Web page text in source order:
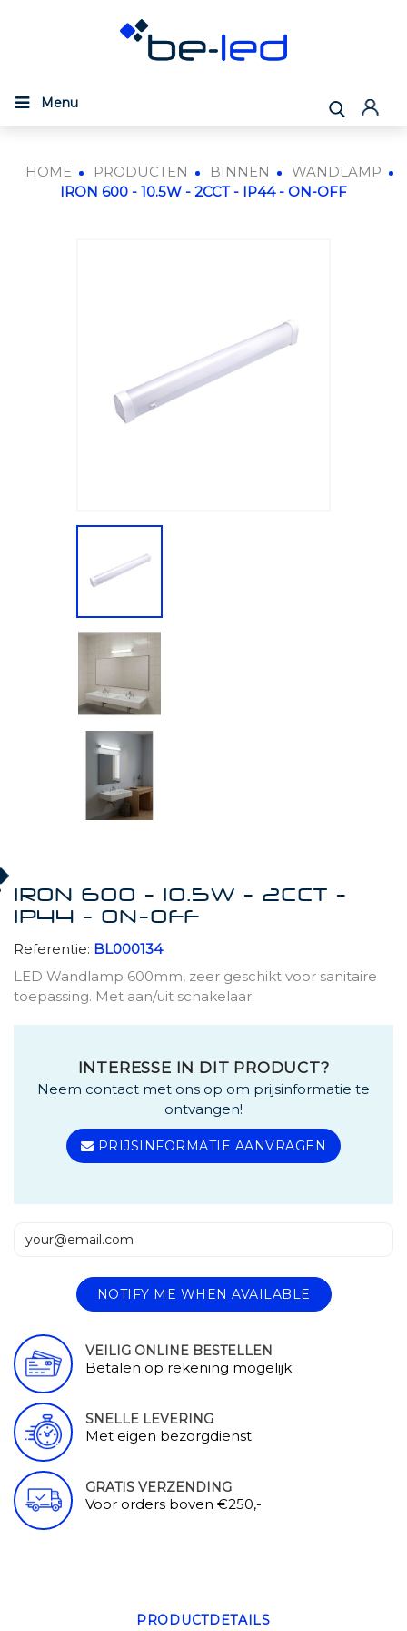
Menu
HOME PRODUCTEN BINNEN
WANDLAMP
IRON 600 - 10.5W - 2CCT - IP44 - ON-OFF
IRON 600 - 10.5W - 2CCT -
IP44 - ON-OFF
Referentie: BL000134
LED Wandlamp 600mm, zeer geschikt voor sanitaire
toepassing. Met aan/uit schakelaar.
INTERESSE IN DIT PRODUCT?
Neem contact met ons op om prijsinformatie te
ontvangen!
PRIJSINFORMATIE AANVRAGEN
NOTIFY ME WHEN AVAILABLE
VEILIG ONLINE BESTELLEN
Betalen op rekening mogelijk
SNELLE LEVERING
Met eigen bezorgdienst
GRATIS VERZENDING
Voor orders boven €250,-
PRODUCTDETAILS